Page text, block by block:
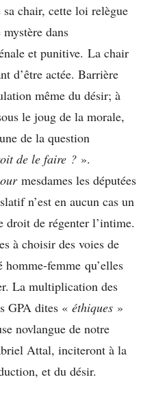
chair, cette loi relègue
dans
et punitive. La chair
d’être actée. Barrière
même du désir; à
le joug de la morale,
de la question
de le faire ? ».
mesdames les députées
n’est en aucun cas un
droit de régenter l’intime.
à choisir des voies de
femme qu’elles
La multiplication des
GPA dites « éthiques »
novlangue de notre
Attal, inciteront à la
et du désir.